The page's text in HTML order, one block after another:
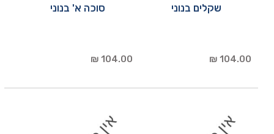
שקלים בנוני
104.00 ₪
סוכה א' בנוני
104.00 ₪